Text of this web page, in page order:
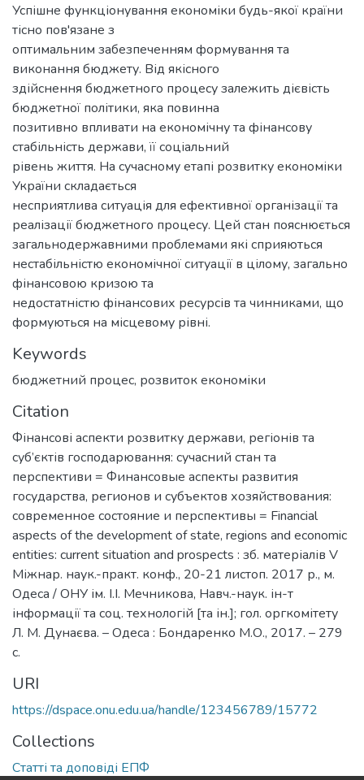
Успішне функціонування економіки будь-якої країни
тісно пов'язане з
оптимальним забезпеченням формування та
виконання бюджету. Від якісного
здійснення бюджетного процесу залежить дієвість
бюджетної політики, яка повинна
позитивно впливати на економічну та фінансову
стабільність держави, її соціальний
рівень життя. На сучасному етапі розвитку економіки
України складається
несприятлива ситуація для ефективної організації та
реалізації бюджетного процесу. Цей стан пояснюється
загальнодержавними проблемами які сприяються
нестабільністю економічної ситуації в цілому, загально
фінансовою кризою та
недостатністю фінансових ресурсів та чинниками, що
формуються на місцевому рівні.
Keywords
бюджетний процес, розвиток економіки
Citation
Фінансові аспекти розвитку держави, регіонів та
суб’єктів господарювання: сучасний стан та
перспективи = Финансовые аспекты развития
государства, регионов и субъектов хозяйствования:
современное состояние и перспективы = Financial
aspects of the development of state, regions and economic
entities: current situation and prospects : зб. матеріалів V
Міжнар. наук.-практ. конф., 20-21 листоп. 2017 р., м.
Одеса / ОНУ ім. І.І. Мечникова, Навч.-наук. ін-т
інформації та соц. технологій [та ін.]; гол. оргкомітету
Л. М. Дунаєва. – Одеса : Бондаренко М.О., 2017. – 279
с.
URI
https://dspace.onu.edu.ua/handle/123456789/15772
Collections
Статті та доповіді ЕПФ